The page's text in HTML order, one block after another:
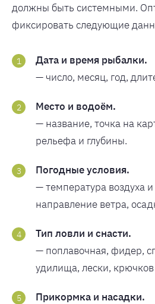
должны быть системными.
фиксировать следующие
Дата и время рыбалки.
— число, месяц, год,
Место и водоём.
— название, точка на
рельефа и глубины.
Погодные условия.
— температура воздуха
направление ветра,
Тип ловли и снасти.
— поплавочная, фидер,
удилища, лески,
Прикормка и насадки.